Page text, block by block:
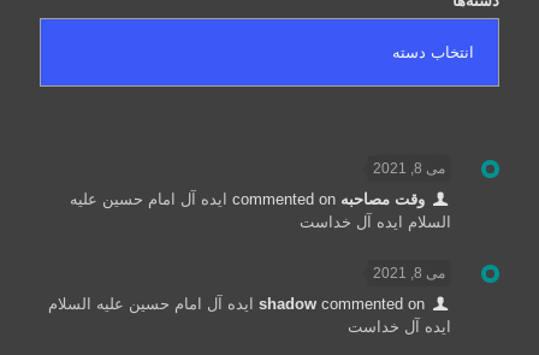
می 8, 2021
وقت مصاحبه commented on
ایده آل امام حسین علیه
السلام ایده آل خداست
می 8, 2021
shadowcommented on
ایده آل امام حسین علیه السلام
ایده آل خداست